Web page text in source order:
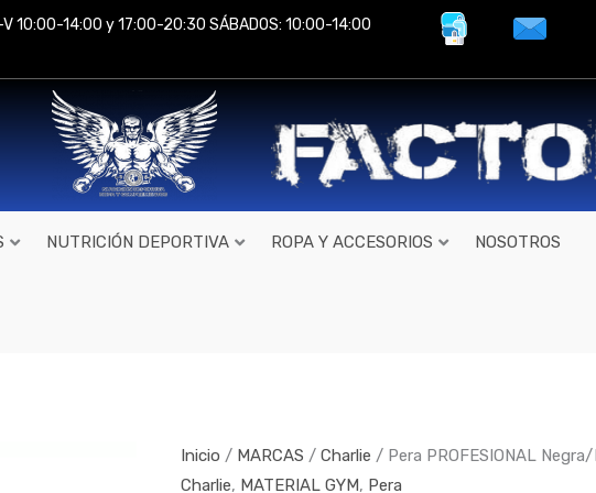
V 10:00-14:00 y 17:00-20:30 SÁBADOS: 10:00-14:00
NUTRICIÓN DEPORTIVA ROPA Y ACCESORIOS NOSOTROS
Inicio / MARCAS /Charlie / Pera PROFESIONAL
Charlie, MATERIAL GYM, Pera
de
Charlie